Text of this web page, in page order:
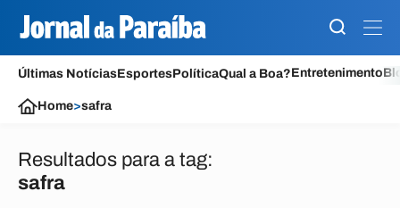
Últimas NotíciasEsportesPolíticaQual a Boa?Entretenimento
Home>safra
Resultados para a tag:
safra